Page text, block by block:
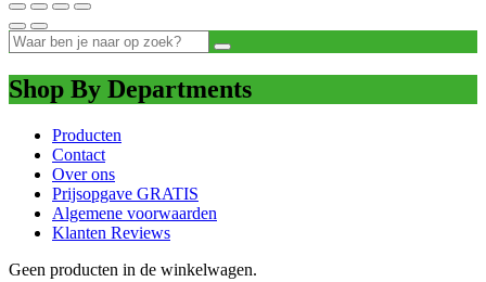
Shop By Departments
Producten
Contact
Over ons
Prijsopgave GRATIS
Algemene voorwaarden
Klanten Reviews
Geen producten in de winkelwagen.